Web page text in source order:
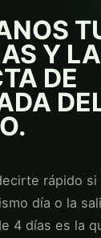
Y
DE
rápido si
día o la
4 días es la